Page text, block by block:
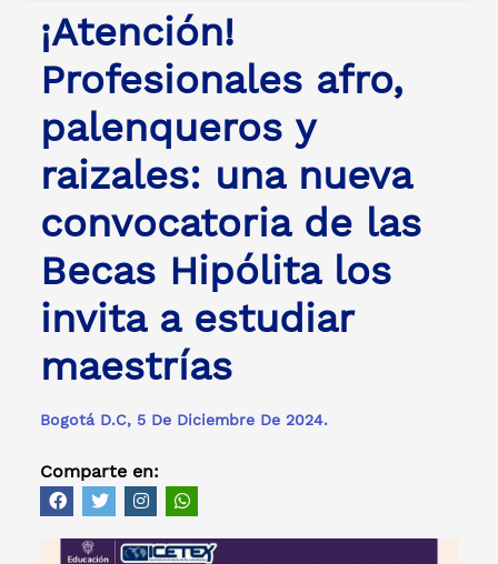
¡Atención!
Profesionales afro,
palenqueros y
raizales: una nueva
convocatoria de las
Becas Hipólita los
invita a estudiar
maestrías
Bogotá D.C, 5 De Diciembre De 2024.
Comparte en: